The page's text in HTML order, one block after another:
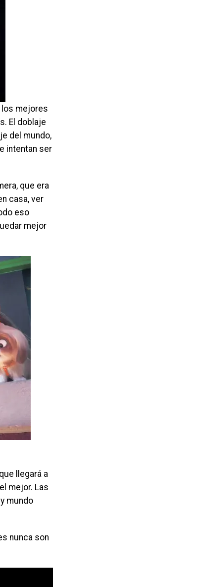
los mejores
El doblaje
del mundo,
intentan ser
que era
casa, ver
eso
mejor
llegará a
mejor. Las
mundo
nunca son